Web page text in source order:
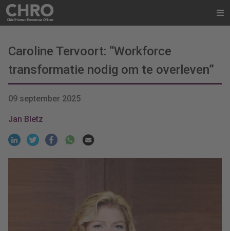
Caroline Tervoort: “Workforce
transformatie nodig om te overleven”
09 september 2025
Jan Bletz